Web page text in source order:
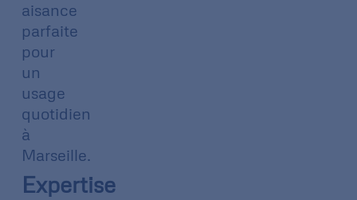
aisance
parfaite
pour
un
usage
quotidien
à
Marseille.
Expertise